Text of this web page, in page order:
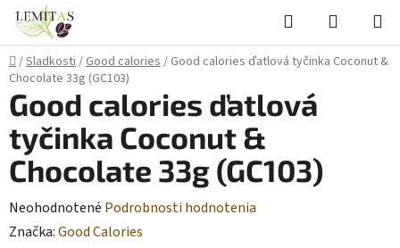
Prejsť
obsah
Hľadať
KOŠÍK
Domov
/Sladkosti/Good calories/ Good calories ďatlová tyčinka Coconut &
Chocolate 33g (GC103)
Good calories ďatlová
tyčinka Coconut &
Chocolate 33g (GC103)
Priemerné
hodnotenie
Neohodnotené Podrobnosti hodnotenia
Značka:Good Calories